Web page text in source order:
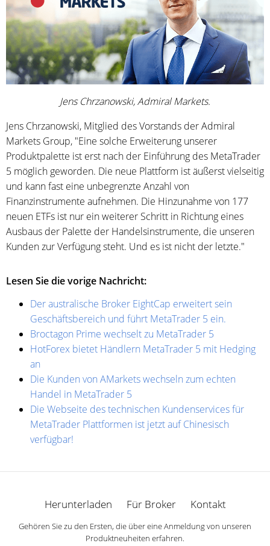
Jens Chrzanowski, Admiral Markets.
Jens Chrzanowski, Mitglied des Vorstands der Admiral
Markets Group, "Eine solche Erweiterung unserer
Produktpalette ist erst nach der Einführung des MetaTrader
5 möglich geworden. Die neue Plattform ist äußerst vielseitig
und kann fast eine unbegrenzte Anzahl von
Finanzinstrumente aufnehmen. Die Hinzunahme von 177
neuen ETFs ist nur ein weiterer Schritt in Richtung eines
Ausbaus der Palette der Handelsinstrumente, die unseren
Kunden zur Verfügung steht. Und es ist nicht der letzte."
Lesen Sie die vorige Nachricht:
Der australische Broker EightCap erweitert sein
Geschäftsbereich und führt MetaTrader 5 ein.
Broctagon Prime wechselt zu MetaTrader 5
HotForex bietet Händlern MetaTrader 5 mit Hedging
an
Die Kunden von AMarkets wechseln zum echten
Handel in MetaTrader 5
Die Webseite des technischen Kundenservices für
MetaTrader Plattformen ist jetzt auf Chinesisch
verfügbar!
Herunterladen Für Broker Kontakt
Gehören Sie zu den Ersten, die über eine Anmeldung von unseren
Produktneuheiten erfahren.